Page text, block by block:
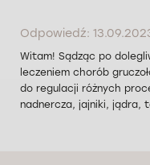
Odpowiedź:
Witam! Sądząc po
leczeniem chorób
do regulacji różnych
nadnercza, jajniki, jądra,